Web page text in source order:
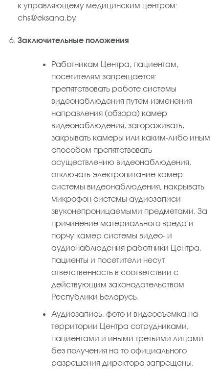
к управляющему медицинским центром:
chs@eksana.by.
Заключительные положения
Работникам Центра, пациентам,
посетителям запрещается:
препятствовать работе системы
видеонаблюдения путем изменения
направления (обзора) камер
видеонаблюдения, загораживать,
закрывать камеры или каким-либо иным
способом препятствовать
осуществлению видеонаблюдения,
отключать электропитание камер
системы видеонаблюдения, накрывать
микрофон системы аудиозаписи
звуконепроницаемыми предметами. За
причинение материального вреда и
порчу камер системы видео- и
аудионаблюдения работники Центра,
пациенты и посетители несут
ответственность в соответствии с
действующим законодательством
Республики Беларусь.
Аудиозапись, фото и видеосъемка на
территории Центра сотрудниками,
пациентами и иными третьими лицами
без получения на то официального
разрешения директора запрещены.